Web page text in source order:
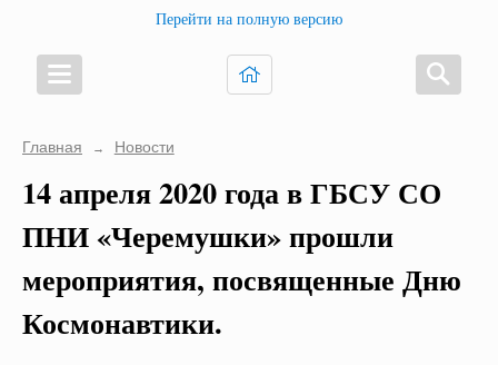
Перейти на полную версию
Главная → Новости
14 апреля 2020 года в ГБСУ СО
ПНИ «Черемушки» прошли
мероприятия, посвященные Дню
Космонавтики.